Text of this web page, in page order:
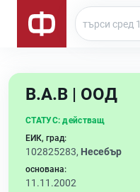
В.А.В | ООД
СТАТУС: действащ
ЕИК, град:
102825283, Несебър
основана:
11.11.2002